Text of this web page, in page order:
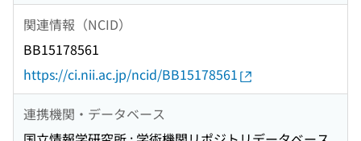
関連情報（NCID）
BB15178561
https://ci.nii.ac.jp/ncid/BB15178561
連携機関・データベース